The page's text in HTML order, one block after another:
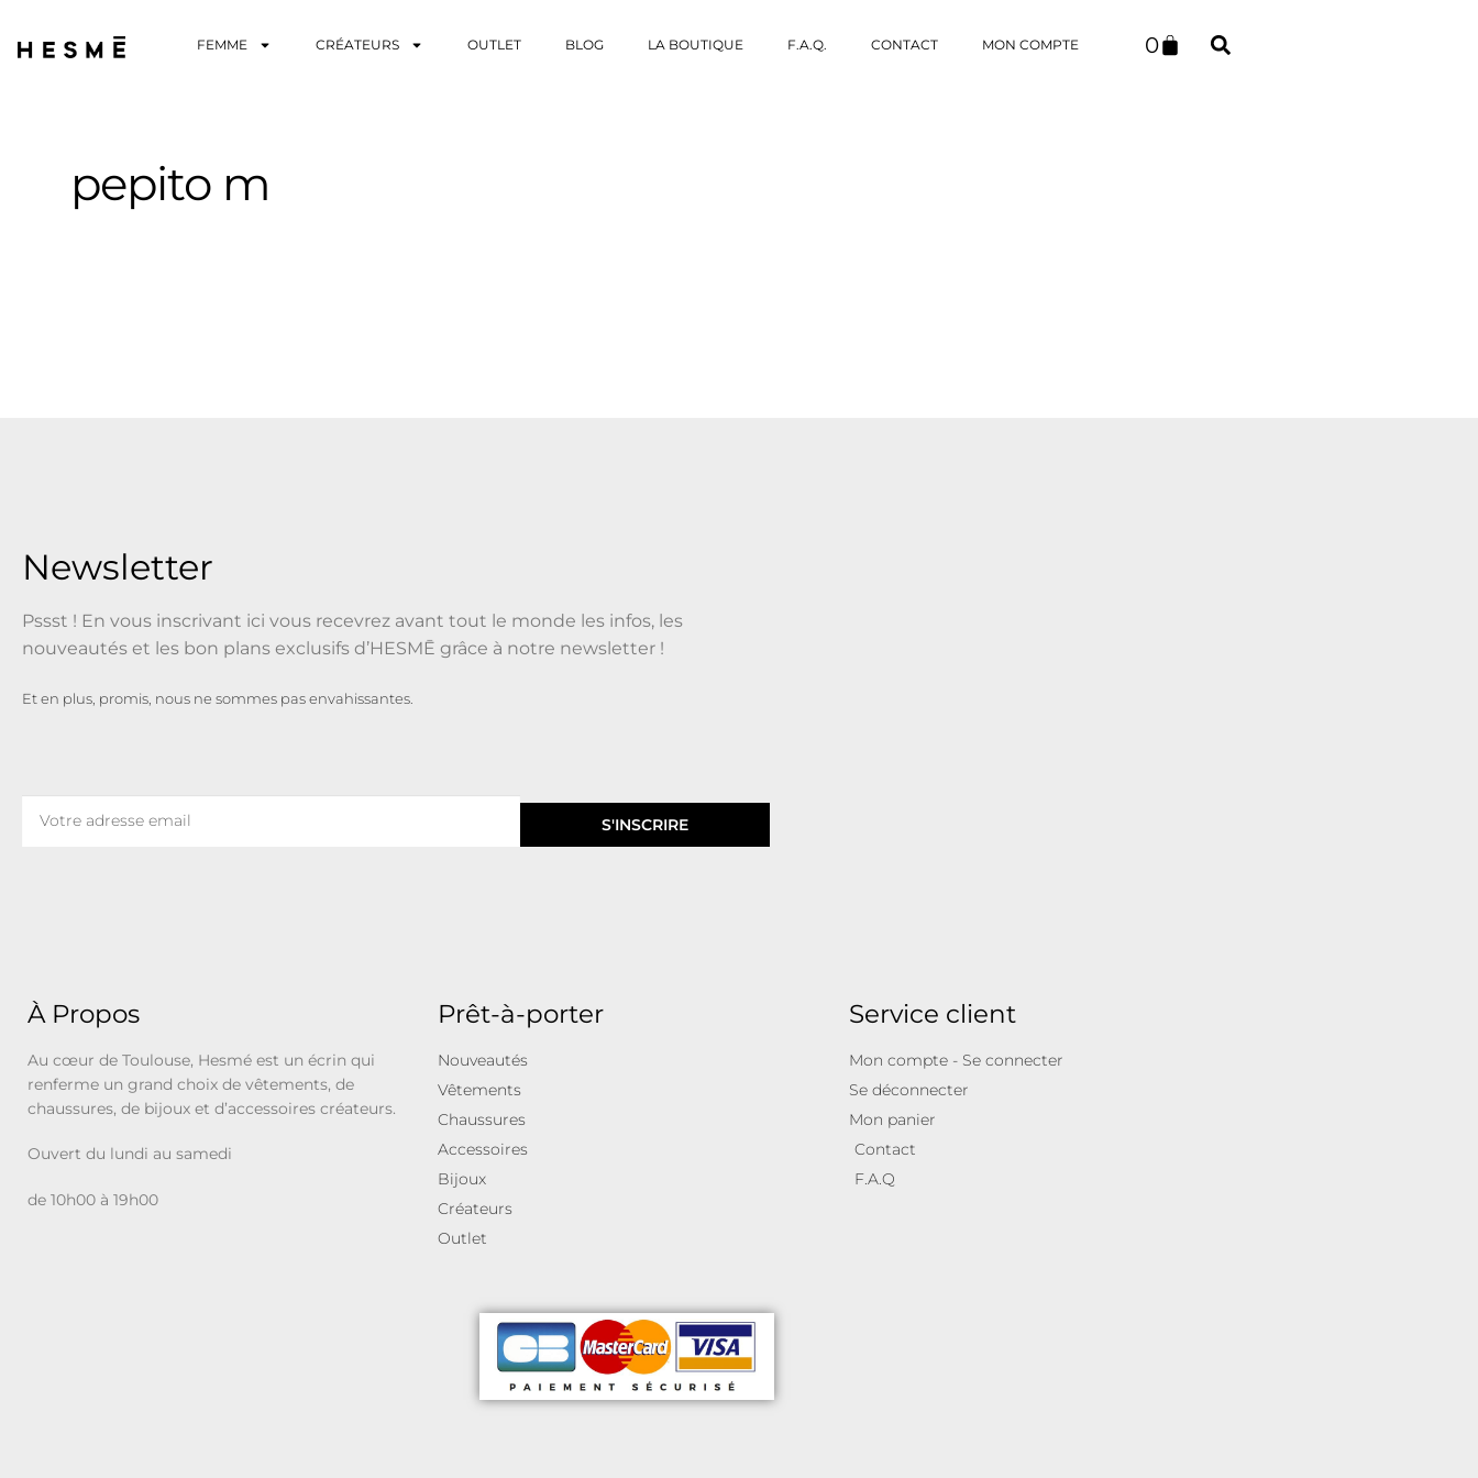
FEMME CRÉATEURS OUTLET BLOG LA BOUTIQUE F.A.Q. CONTACT MON COMPTE 0
pepito m
Newsletter
Pssst ! En vous inscrivant ici vous recevrez avant tout le monde les infos, les
nouveautés et les bon plans exclusifs d’HESMĒ grâce à notre newsletter !
Et en plus, promis, nous ne sommes pas envahissantes.
S'INSCRIRE
À Propos
Au cœur de Toulouse, Hesmé est un écrin qui
renferme un grand choix de vêtements, de
chaussures, de bijoux et d’accessoires créateurs.
Ouvert du lundi au samedi
de 10h00 à 19h00
Prêt-à-porter
Nouveautés
Vêtements
Chaussures
Accessoires
Bijoux
Créateurs
Outlet
Service client
Mon compte - Se connecter
Se déconnecter
Mon panier
Contact
F.A.Q